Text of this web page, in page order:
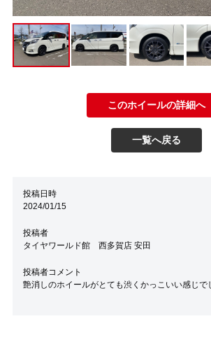
このホイールの詳細へ
一覧へ戻る
投稿日時
2024/01/15
投稿者
タイヤワールド館 西多賀店 安田
投稿者コメント
艶消しのホイールがとても渋くかっこいい感じで